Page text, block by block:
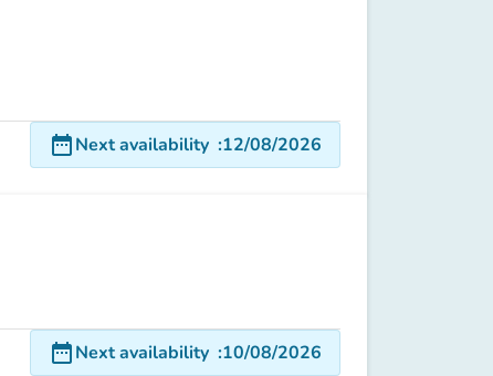
date_rangeNext availability :12/08/2026
date_rangeNext availability :10/08/2026